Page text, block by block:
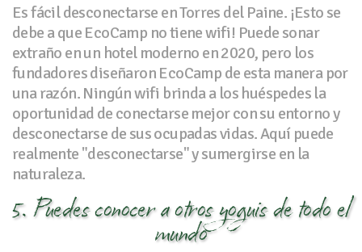
Es fácil desconectarse en Torres del Paine. ¡Esto se
debe a que EcoCamp no tiene wifi! Puede sonar
extraño en un hotel moderno en 2020, pero los
fundadores diseñaron EcoCamp de esta manera por
una razón. Ningún wifi brinda a los huéspedes la
oportunidad de conectarse mejor con su entorno y
desconectarse de sus ocupadas vidas. Aquí puede
realmente "desconectarse" y sumergirse en la
naturaleza.
5. Puedes conocer a otros yoguis de todo el
mundo